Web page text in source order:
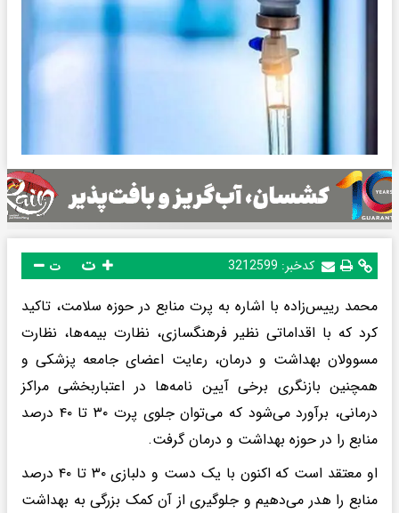
کدخبر: 3212599 ت
محمد رییس‌زاده با اشاره به پرت منابع در حوزه سلامت، تاکید
کرد که با اقداماتی نظیر فرهنگسازی، نظارت بیمه‌ها، نظارت
مسوولان بهداشت و درمان، رعایت اعضای جامعه پزشکی و
همچنین بازنگری برخی آیین نامه‌ها در اعتباربخشی مراکز
درمانی، برآورد می‌شود که می‌توان جلوی پرت ۳۰ تا ۴۰ درصد
منابع را در حوزه بهداشت و درمان گرفت.
او معتقد است که اکنون با یک دست و دلبازی ۳۰ تا ۴۰ درصد
منابع را هدر می‌دهیم و جلوگیری از آن کمک بزرگی به بهداشت